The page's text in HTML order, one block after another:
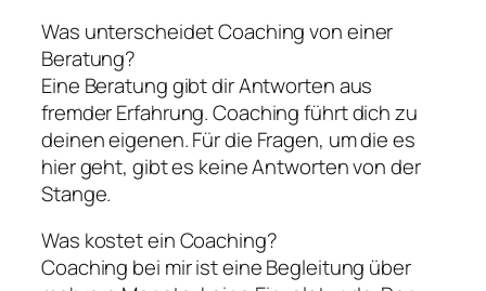
Was unterscheidet Coaching von einer
Beratung?
Eine Beratung gibt dir Antworten aus
fremder Erfahrung. Coaching führt dich zu
deinen eigenen. Für die Fragen, um die es
hier geht, gibt es keine Antworten von der
Stange.
Was kostet ein Coaching?
Coaching bei mir ist eine Begleitung über